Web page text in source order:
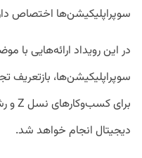
سوپراپلیکیشن‌ها اختصاص
در این رویداد ارائه‌هایی با
سوپراپلیکیشن‌ها، بازتعریف
دیجیتال انجام خواهد شد.